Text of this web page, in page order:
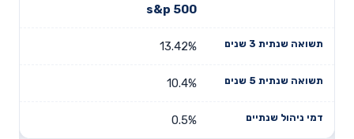
s&p 500
13.42%
10.4%
0.5%